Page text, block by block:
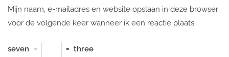
Mijn naam, e-mailadres en website opslaan in deze browser
voor de volgende keer wanneer ik een reactie plaats.
seven − = three